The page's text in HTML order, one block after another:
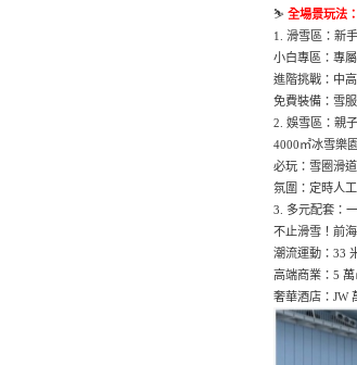
⛷️ 全場景玩法
1. 滑雪區：新
小白專區：專
進階挑戰：中
免費裝備：雪
2. 娛雪區：親
4000㎡冰雪樂
必玩：雪圈滑
氛圍：定時人
3. 多元配套：
不止滑雪！前
潮流運動：33
高端商業：5
奢華酒店：JW